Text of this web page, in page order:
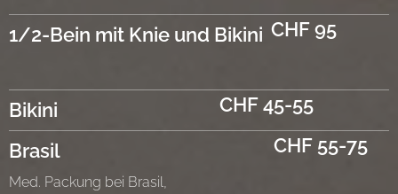
1/2-Bein mit Knie und Bikini CHF 95
Bikini
CHF 45-55
Brasil
Med. Packung bei Brasil,
CHF 55-75